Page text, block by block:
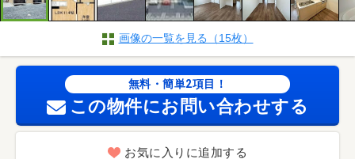
画像の一覧を見る（15枚）
無料・簡単2項目！
この物件にお問い合わせする
お気に入りに追加する